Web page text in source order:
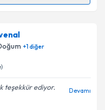
ile bilgilendireceğiz.
ilişkin
+1diğer
teşekkür ediyor.
Devamı